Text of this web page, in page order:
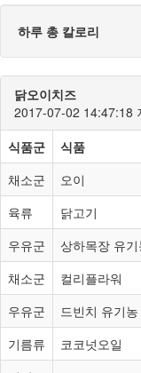
하루 총 칼로리
닭오이치즈
2017-07-02 14:47:18
식품군
식품
채소군
오이
육류
닭고기
우유군
상하목장 유
채소군
컬리플라워
우유군
드빈치 유기
기름류
코코넛오일